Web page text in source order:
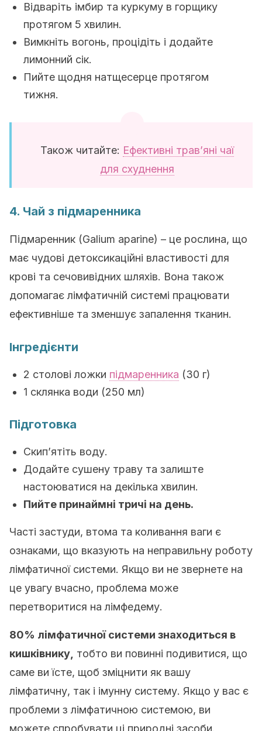
Відваріть імбир та куркуму в горщику
протягом 5 хвилин.
Вимкніть вогонь, процідіть і додайте
лимонний сік.
Пийте щодня натщесерце протягом
тижня.
Також читайте: Ефективні трав’яні чаї
для схуднення
4. Чай з підмаренника
Підмаренник (Galium aparine) – це рослина, що
має чудові детоксикаційні властивості для
крові та сечовивідних шляхів. Вона також
допомагає лімфатичній системі працювати
ефективніше та зменшує запалення тканин.
Інгредієнти
2 столові ложки підмаренника (30 г)
1 склянка води (250 мл)
Підготовка
Скип’ятіть воду.
Додайте сушену траву та залиште
настоюватися на декілька хвилин.
Пийте принаймні тричі на день.
Часті застуди, втома та коливання ваги є
ознаками, що вказують на неправильну роботу
лімфатичної системи. Якщо ви не звернете на
це увагу вчасно, проблема може
перетворитися на лімфедему.
80% лімфатичної системи знаходиться в
кишківнику, тобто ви повинні подивитися, що
саме ви їсте, щоб зміцнити як вашу
лімфатичну, так і імунну систему. Якщо у вас є
проблеми з лімфатичною системою, ви
можете спробувати ці природні засоби.